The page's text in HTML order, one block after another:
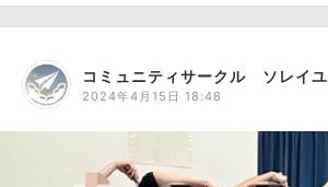
コミュニティサークル ソレイユ
2024年4月15日 18:48